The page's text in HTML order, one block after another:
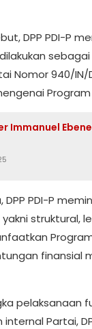
DPP PDI-P
Nomor 940/
Program
Immanuel
DPP PDI-P
struktural,
finansial
pelaksanaan
Partai,